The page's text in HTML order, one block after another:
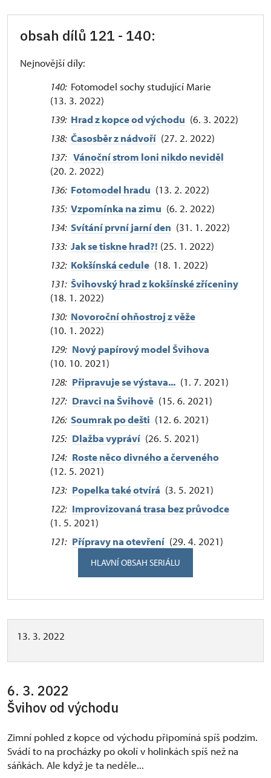
obsah dílů 121 - 140:
Nejnovější díly:
140: Fotomodel sochy studující Marie
(13. 3. 2022)
139: Hrad z kopce od východu (6. 3. 2022)
138: Časosběr z nádvoří (27. 2. 2022)
137: Vánoční strom loni nikdo neviděl
(20. 2. 2022)
136: Fotomodel hradu (13. 2. 2022)
135: Vzpomínka na zimu (6. 2. 2022)
134: Svítání první jarní den (31. 1. 2022)
133: Jak se tiskne hrad?! (25. 1. 2022)
132: Kokšínská cedule (18. 1. 2022)
131: Švihovský hrad z kokšínské zříceniny
(18. 1. 2022)
130: Novoroční ohňostroj z věže
(10. 1. 2022)
129: Nový papírový model Švihova
(10. 10. 2021)
128: Připravuje se výstava... (1. 7. 2021)
127: Dravci na Švihově (15. 6. 2021)
126: Soumrak po dešti (12. 6. 2021)
125: Dlažba vypráví (26. 5. 2021)
124: Roste něco divného a červeného
(12. 5. 2021)
123: Popelka také otvírá (3. 5. 2021)
122: Improvizovaná trasa bez průvodce
(1. 5. 2021)
121: Přípravy na otevření (29. 4. 2021)
HLAVNÍ OBSAH SERIÁLU
13. 3. 2022
6. 3. 2022
Švihov od východu
Zimní pohled z kopce od východu připomíná spíš podzim.
Svádí to na procházky po okolí v holinkách spíš než na
sáňkách. Ale když je ta neděle...